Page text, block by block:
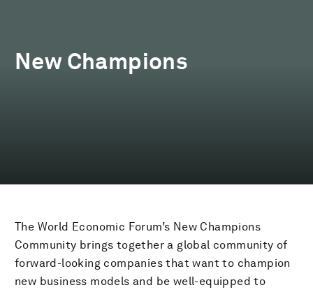
New Champions
The World Economic Forum’s New Champions
Community brings together a global community of
forward-looking companies that want to champion
new business models and be well-equipped to